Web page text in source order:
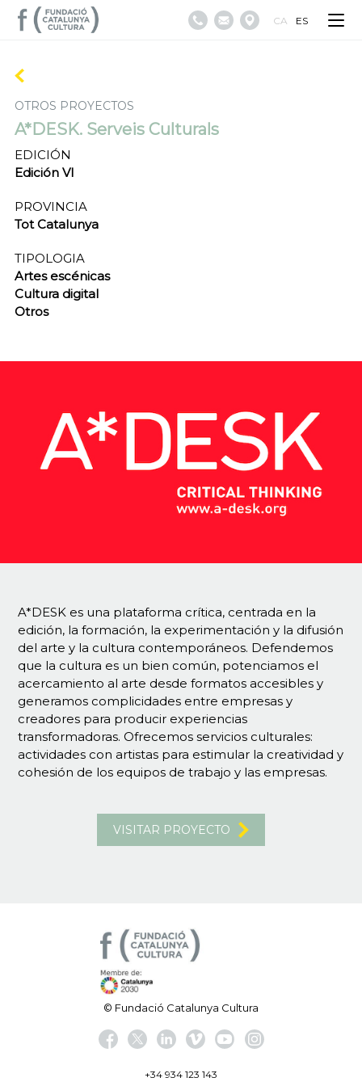
CA ES
OTROS PROYECTOS
A*DESK. Serveis Culturals
EDICIÓN
Edición VI
PROVINCIA
Tot Catalunya
TIPOLOGIA
Artes escénicas
Cultura digital
Otros
A*DESK es una plataforma crítica, centrada en la
edición, la formación, la experimentación y la difusión
del arte y la cultura contemporáneos. Defendemos
que la cultura es un bien común, potenciamos el
acercamiento al arte desde formatos accesibles y
generamos complicidades entre empresas y
creadores para producir experiencias
transformadoras. Ofrecemos servicios culturales:
actividades con artistas para estimular la creatividad y
cohesión de los equipos de trabajo y las empresas.
VISITAR PROYECTO
© Fundació Catalunya Cultura
+34 934 123 143